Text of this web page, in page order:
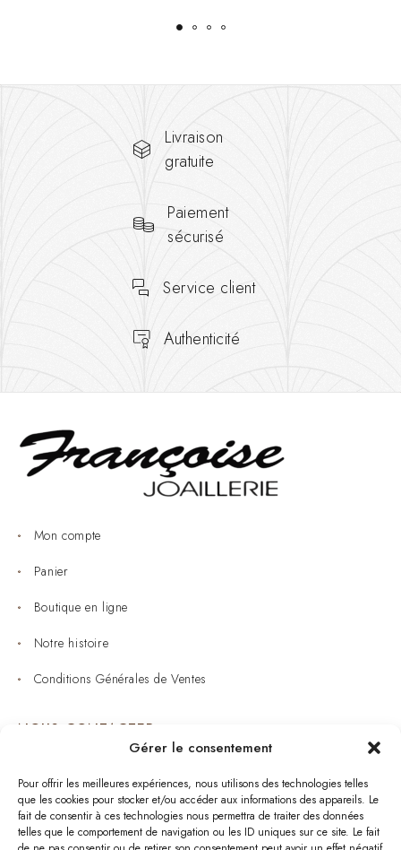
Gérer le consentement
Pour offrir les meilleures expériences, nous utilisons des technologies telles
que les cookies pour stocker et/ou accéder aux informations des appareils. Le
fait de consentir à ces technologies nous permettra de traiter des données
telles que le comportement de navigation ou les ID uniques sur ce site. Le fait
Livraison
gratuite
Paiement
sécurisé
Service client
Authenticité
Mon compte
Panier
Boutique en ligne
Notre histoire
Conditions Générales de Ventes
NOUS CONTACTER
Bijouterie : 05 53 53 64 11
Mardi au Samedi: 09:00 - 19:00